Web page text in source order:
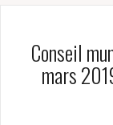
Conseil
mars